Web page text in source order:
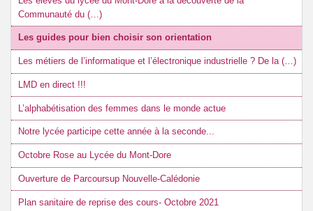
Communauté du (…)
Les guides pour bien choisir son orientation
Les métiers de l’informatique et l’électronique industrielle ? De la (…)
LMD en direct !!!
L’alphabétisation des femmes dans le monde actue
Notre lycée participe cette année à la seconde...
Octobre Rose au Lycée du Mont-Dore
Ouverture de Parcoursup Nouvelle-Calédonie
Plan sanitaire de reprise des cours- Octobre 2021